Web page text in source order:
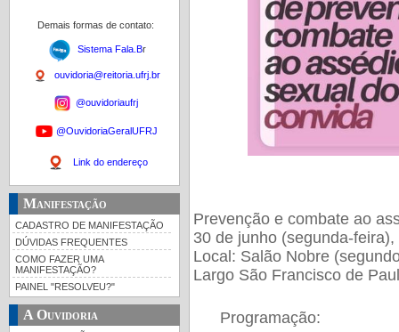
Demais formas de contato:
Sistema Fala.Br
ouvidoria@reitoria.ufrj.br
@ouvidoriaufrj
@OuvidoriaGeralUFRJ
Link do endereço
Manifestação
CADASTRO DE MANIFESTAÇÃO
DÚVIDAS FREQUENTES
COMO FAZER UMA
MANIFESTAÇÃO?
PAINEL "RESOLVEU?"
A Ouvidoria
Prevenção e combate ao
30 de junho (segunda-
Local: Salão Nobre
Largo São Francisco de
Programação: